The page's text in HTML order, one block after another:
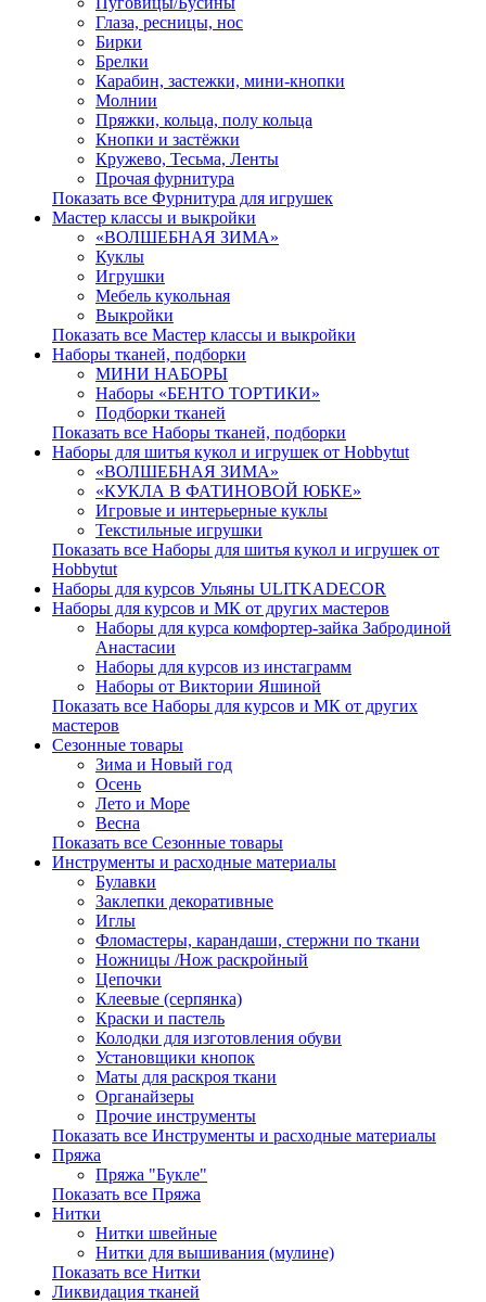
Глаза, ресницы, нос
Бирки
Брелки
Карабин, застежки, мини-кнопки
Молнии
Пряжки, кольца, полу кольца
Кнопки и застёжки
Кружево, Тесьма, Ленты
Прочая фурнитура
Показать все Фурнитура для игрушек
Мастер классы и выкройки
«ВОЛШЕБНАЯ ЗИМА»
Куклы
Игрушки
Мебель кукольная
Выкройки
Показать все Мастер классы и выкройки
Наборы тканей, подборки
МИНИ НАБОРЫ
Наборы «БЕНТО ТОРТИКИ»
Подборки тканей
Показать все Наборы тканей, подборки
Наборы для шитья кукол и игрушек от Hobbytut
«ВОЛШЕБНАЯ ЗИМА»
«КУКЛА В ФАТИНОВОЙ ЮБКЕ»
Игровые и интерьерные куклы
Текстильные игрушки
Показать все Наборы для шитья кукол и игрушек от
Hobbytut
Наборы для курсов Ульяны ULITKADECOR
Наборы для курсов и МК от других мастеров
Наборы для курса комфортер-зайка Забродиной
Анастасии
Наборы для курсов из инстаграмм
Наборы от Виктории Яшиной
Показать все Наборы для курсов и МК от других
мастеров
Сезонные товары
Зима и Новый год
Осень
Лето и Море
Весна
Показать все Сезонные товары
Инструменты и расходные материалы
Булавки
Заклепки декоративные
Иглы
Фломастеры, карандаши, стержни по ткани
Ножницы /Нож раскройный
Цепочки
Клеевые (серпянка)
Краски и пастель
Колодки для изготовления обуви
Установщики кнопок
Маты для раскроя ткани
Органайзеры
Прочие инструменты
Показать все Инструменты и расходные материалы
Пряжа
Пряжа "Букле"
Показать все Пряжа
Нитки
Нитки швейные
Нитки для вышивания (мулине)
Показать все Нитки
Ликвидация тканей